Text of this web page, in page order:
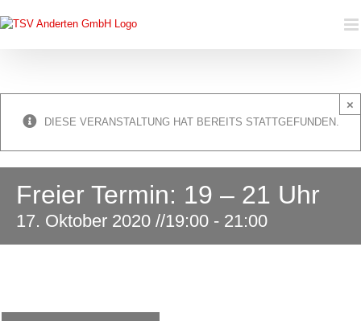
Inhalt
DIESE VERANSTALTUNG HAT BEREITS STATTGEFUNDEN.
×
Freier Termin: 19 – 21 Uhr
17. Oktober 2020 //19:00 - 21:00